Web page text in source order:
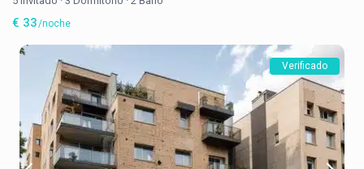
€ 33/noche
Verificado